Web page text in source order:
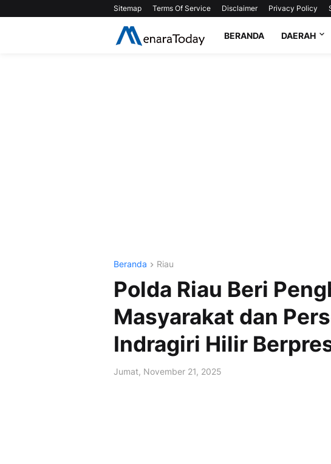
Sitemap Terms Of Service Disclaimer Privacy Policy
BERANDA DAERAH
Beranda Riau
Polda Riau Beri
Masyarakat dan
Indragiri Hilir
Jumat, November 21, 2025